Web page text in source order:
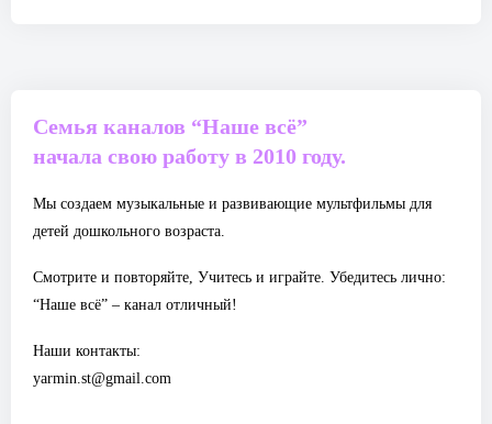
Семья каналов “Наше всё”
начала свою работу в 2010 году.
Мы создаем музыкальные и развивающие мультфильмы для
детей дошкольного возраста.
Смотрите и повторяйте, Учитесь и играйте. Убедитесь лично:
“Наше всё” – канал отличный!
Наши контакты:
yarmin.st@gmail.com